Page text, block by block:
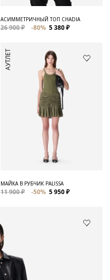
АСИММЕТРИЧНЫЙ ТОП CHADIA
26 900 ₽ -80% 5 380 ₽
АУТЛЕТ
МАЙКА В РУБЧИК PALISSA
11 900 ₽ -50% 5 950 ₽